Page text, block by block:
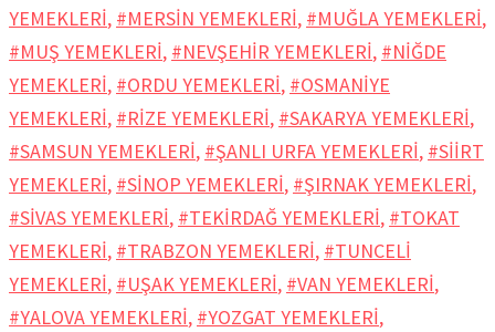
YEMEKLERİ, #MERSİN YEMEKLERİ, #MUĞLA YEMEKLERİ,
#MUŞ YEMEKLERİ, #NEVŞEHİR YEMEKLERİ, #NİĞDE
YEMEKLERİ, #ORDU YEMEKLERİ, #OSMANİYE
YEMEKLERİ, #RİZE YEMEKLERİ, #SAKARYA YEMEKLERİ,
#SAMSUN YEMEKLERİ, #ŞANLI URFA YEMEKLERİ, #SİİRT
YEMEKLERİ, #SİNOP YEMEKLERİ, #ŞIRNAK YEMEKLERİ,
#SİVAS YEMEKLERİ, #TEKİRDAĞ YEMEKLERİ, #TOKAT
YEMEKLERİ, #TRABZON YEMEKLERİ, #TUNCELİ
YEMEKLERİ, #UŞAK YEMEKLERİ, #VAN YEMEKLERİ,
#YALOVA YEMEKLERİ, #YOZGAT YEMEKLERİ,